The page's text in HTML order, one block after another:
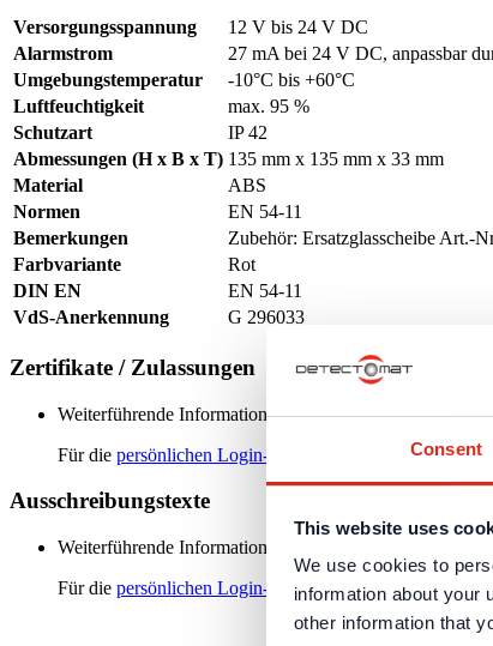
Consent
This website uses
We use cookies to
information about your
other information that
Versorgungsspannung
12 V bis 24 V DC
Alarmstrom
27 mA bei 24 V DC, anpassbar
Umgebungstemperatur
-10°C bis +60°C
Luftfeuchtigkeit
max. 95 %
Schutzart
IP 42
Abmessungen (H x B x T) 135 mm x 135 mm x 33 mm
Material
ABS
Normen
EN 54-11
Bemerkungen
Zubehör: Ersatzglasscheibe Art.-
Farbvariante
Rot
DIN EN
EN 54-11
VdS-Anerkennung
G 296033
Zertifikate / Zulassungen
Weiterführende Informationen und Downloads zu
Für die persönlichen Login-Daten ist eine einmalige
Ausschreibungstexte
Weiterführende Informationen und Downloads zu
Für die persönlichen Login-Datenist eine einmalige